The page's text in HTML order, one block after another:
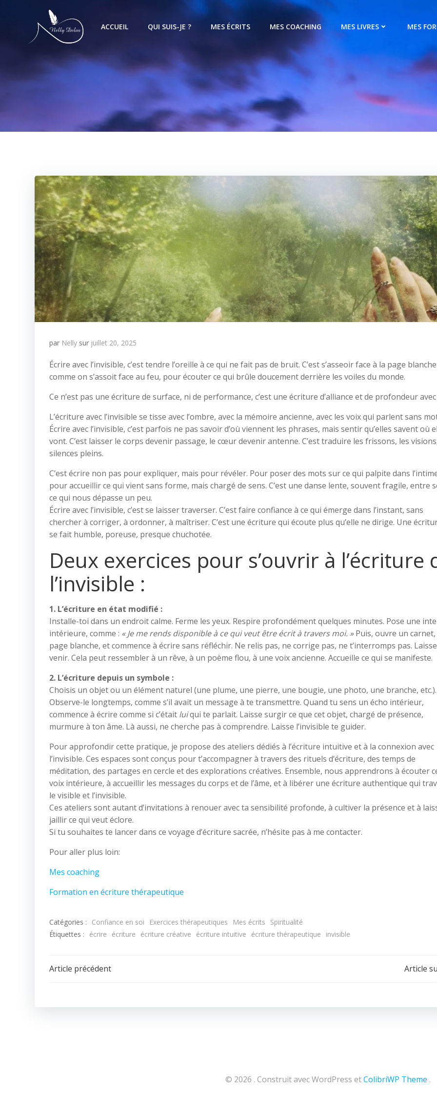
ACCUEIL QUI SUIS-JE ? MES ÉCRITS MES COACHING MES LIVRES MES
par Nelly sur juillet 20, 2025
Écrire avec l’invisible, c’est tendre l’oreille à ce qui ne fait pas de bruit. C’est s’asseoir face à la page blanche
comme on s’assoit face au feu, pour écouter ce qui brûle doucement derrière les voiles du monde.
Ce n’est pas une écriture de surface, ni de performance, c’est une écriture d’alliance et de profondeur
L’écriture avec l’invisible se tisse avec l’ombre, avec la mémoire ancienne, avec les voix qui parlent sans
Écrire avec l’invisible, c’est parfois ne pas savoir d’où viennent les phrases, mais sentir qu’elles savent où
vont. C’est laisser le corps devenir passage, le cœur devenir antenne. C’est traduire les frissons, les
silences pleins.
C’est écrire non pas pour expliquer, mais pour révéler. Pour poser des mots sur ce qui palpite dans
pour accueillir ce qui vient sans forme, mais chargé de sens. C’est une danse lente, souvent fragile, entre
ce qui nous dépasse un peu.
Écrire avec l’invisible, c’est se laisser traverser. C’est faire confiance à ce qui émerge dans l’instant, sans
chercher à corriger, à ordonner, à maîtriser. C’est une écriture qui écoute plus qu’elle ne dirige. Une
se fait humble, poreuse, presque chuchotée.
Deux exercices pour s’ouvrir à l’écriture
l’invisible :
1. L’écriture en état modifié :
Installe-toi dans un endroit calme. Ferme les yeux. Respire profondément quelques minutes. Pose une
intérieure, comme : « Je me rends disponible à ce qui veut être écrit à travers moi. »Puis, ouvre un carnet,
page blanche, et commence à écrire sans réfléchir. Ne relis pas, ne corrige pas, ne t’interromps pas. Laisse
venir. Cela peut ressembler à un rêve, à un poème flou, à une voix ancienne. Accueille ce qui se manifeste.
2. L’écriture depuis un symbole :
Choisis un objet ou un élément naturel (une plume, une pierre, une bougie, une photo, une branche, etc.).
Observe-le longtemps, comme s’il avait un message à te transmettre. Quand tu sens un écho intérieur,
commence à écrire comme si c’était luiqui te parlait. Laisse surgir ce que cet objet, chargé de présence,
murmure à ton âme. Là aussi, ne cherche pas à comprendre. Laisse l’invisible te guider.
Pour approfondir cette pratique, je propose des ateliers dédiés à l’écriture intuitive et à la connexion avec
l’invisible. Ces espaces sont conçus pour t’accompagner à travers des rituels d’écriture, des temps de
méditation, des partages en cercle et des explorations créatives. Ensemble, nous apprendrons à écouter
voix intérieure, à accueillir les messages du corps et de l’âme, et à libérer une écriture authentique qui
le visible et l’invisible.
Ces ateliers sont autant d’invitations à renouer avec ta sensibilité profonde, à cultiver la présence et à
jaillir ce qui veut éclore.
Si tu souhaites te lancer dans ce voyage d’écriture sacrée, n’hésite pas à me contacter.
Pour aller plus loin:
Mes coaching
Formation en écriture thérapeutique
Catégories : Confiance en soi Exercices thérapeutiques Mes écrits
Spiritualité
Étiquettes :
écrire écriture écriture créative écriture intuitive écriture thérapeutique invisible
Article précédent Article
© 2026 . Construit avec WordPress etColibriWP Theme .